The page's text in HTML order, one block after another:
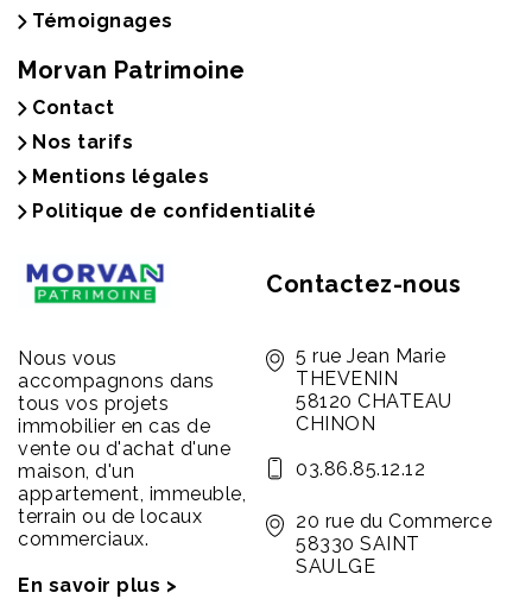
Témoignages
Morvan Patrimoine
Contact
Nos tarifs
Mentions légales
Politique de confidentialité
Nous vous
accompagnons dans
tous vos projets
immobilier en cas de
vente ou d'achat d'une
maison, d'un
appartement, immeuble,
terrain ou de locaux
commerciaux.
En savoir plus >
Contactez-nous
5 rue Jean Marie
THEVENIN
58120 CHATEAU
CHINON
03.86.85.12.12
20 rue du Commerce
58330 SAINT
SAULGE